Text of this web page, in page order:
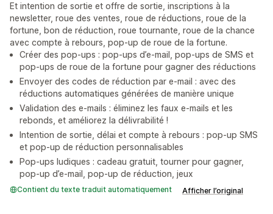
Et intention de sortie et offre de sortie, inscriptions à la
newsletter, roue des ventes, roue de réductions, roue de la
fortune, bon de réduction, roue tournante, roue de la chance
avec compte à rebours, pop-up de roue de la fortune.
Créer des pop-ups : pop-ups d’e-mail, pop-ups de SMS et
pop-ups de roue de la fortune pour gagner des réductions
Envoyer des codes de réduction par e-mail : avec des
réductions automatiques générées de manière unique
Validation des e-mails : éliminez les faux e-mails et les
rebonds, et améliorez la délivrabilité !
Intention de sortie, délai et compte à rebours : pop-up SMS
et pop-up de réduction personnalisables
Pop-ups ludiques : cadeau gratuit, tourner pour gagner,
pop-up d’e-mail, pop-up de réduction, jeux
Contient du texte traduit automatiquement Afficher l’original